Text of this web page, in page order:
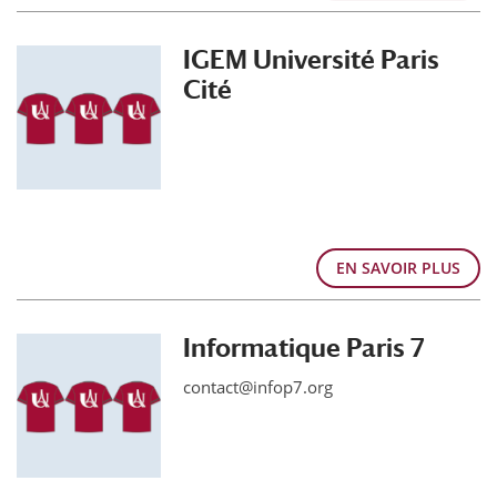
IGEM Université Paris
Cité
EN SAVOIR PLUS
Informatique Paris 7
contact@infop7.org